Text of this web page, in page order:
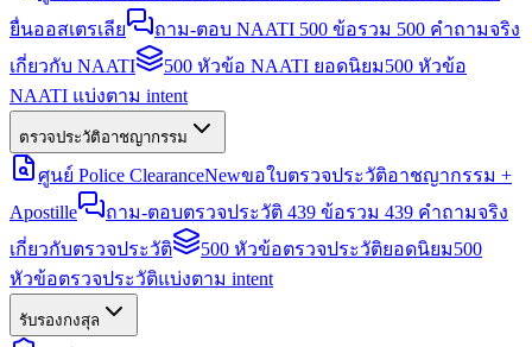
ยื่นออสเตรเลีย
ถาม-ตอบ NAATI 500 ข้อรวม 500 คำถามจริง
เกี่ยวกับ NAATI
500 หัวข้อ NAATI ยอดนิยม500 หัวข้อ
NAATI แบ่งตาม intent
ตรวจประวัติอาชญากรรม
ศูนย์ Police ClearanceNewขอใบตรวจประวัติอาชญากรรม +
Apostille
ถาม-ตอบตรวจประวัติ 439 ข้อรวม 439 คำถามจริง
เกี่ยวกับตรวจประวัติ
500 หัวข้อตรวจประวัติยอดนิยม500
หัวข้อตรวจประวัติแบ่งตาม intent
รับรองกงสุล